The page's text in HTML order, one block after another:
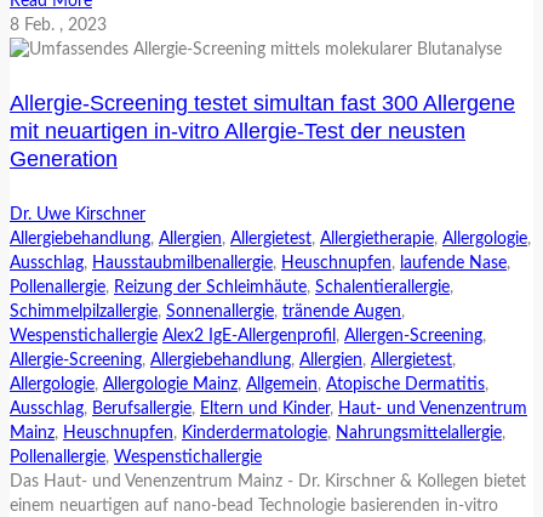
8 Feb. , 2023
Allergie-Screening testet simultan fast 300 Allergene
mit neuartigen in-vitro Allergie-Test der neusten
Generation
Dr. Uwe Kirschner
Allergiebehandlung, Allergien, Allergietest, Allergietherapie, Allergologie,
Ausschlag, Hausstaubmilbenallergie, Heuschnupfen, laufende Nase,
Pollenallergie, Reizung der Schleimhäute, Schalentierallergie,
Schimmelpilzallergie, Sonnenallergie, tränende Augen,
Wespenstichallergie Alex2 IgE-Allergenprofil , Allergen-Screening,
Allergie-Screening, Allergiebehandlung, Allergien, Allergietest,
Allergologie, Allergologie Mainz, Allgemein, Atopische Dermatitis,
Ausschlag, Berufsallergie, Eltern und Kinder, Haut- und Venenzentrum
Mainz, Heuschnupfen, Kinderdermatologie, Nahrungsmittelallergie,
Pollenallergie, Wespenstichallergie
Das Haut- und Venenzentrum Mainz - Dr. Kirschner & Kollegen bietet
einem neuartigen auf nano-bead Technologie basierenden in-vitro